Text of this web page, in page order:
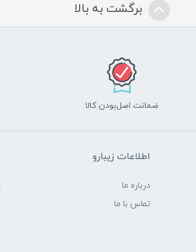
برگشت به بالا
ضمانت اصل‌بودن کالا
اطلاعات زیبارو
درباره ما
تماس با ما